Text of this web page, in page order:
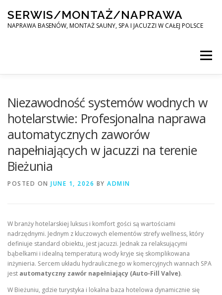
content
SERWIS/MONTAŻ/NAPRAWA
NAPRAWA BASENÓW, MONTAŻ SAUNY, SPA I JACUZZI W CAŁEJ POLSCE
Menu
MONTAŻ SAUNY, SPA, JACUZI W CAŁEJ POLSCE
KONTAKT
Niezawodność systemów wodnych w
hotelarstwie: Profesjonalna naprawa
automatycznych zaworów
napełniających w jacuzzi na terenie
Bieżunia
POSTED ON JUNE 1, 2026 BY ADMIN
W branży hotelarskiej luksus i komfort gości są wartościami
nadrzędnymi. Jednym z kluczowych elementów strefy wellness, który
definiuje standard obiektu, jest jacuzzi. Jednak za relaksującymi
bąbelkami i idealną temperaturą wody kryje się skomplikowana
inżynieria. Sercem układu hydraulicznego w komercyjnych wannach SPA
jest automatyczny zawór napełniający (Auto-Fill Valve).
W Bieżuniu, gdzie turystyka i lokalna baza hotelowa dynamicznie się